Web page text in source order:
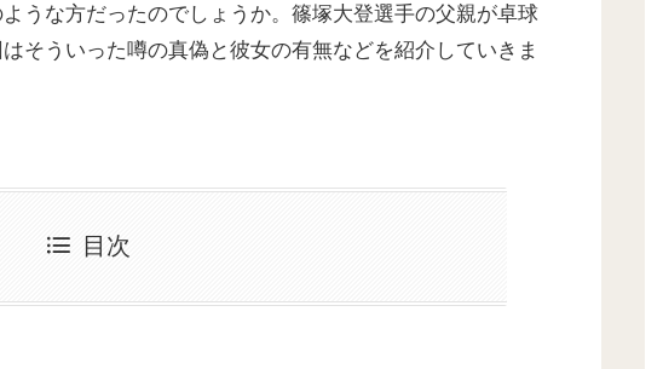
うな方だったのでしょうか。篠塚大登選手の父親が卓球
そういった噂の真偽と彼女の有無などを紹介していきま
目次